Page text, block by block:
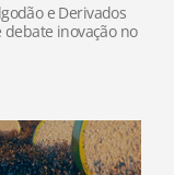
e Derivados
inovação no